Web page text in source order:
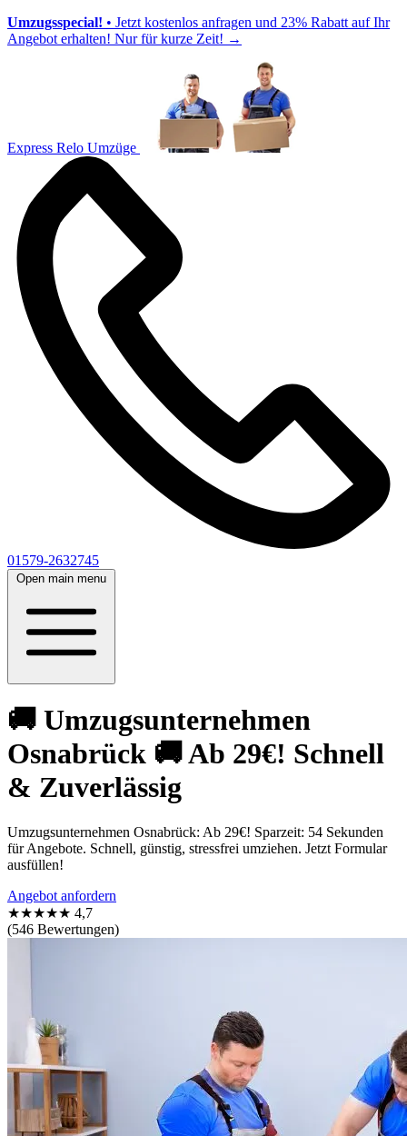
Umzugsspecial! • Jetzt kostenlos anfragen und 23% Rabatt auf Ihr
Angebot erhalten! Nur für kurze Zeit! →
Express Relo Umzüge
01579-2632745
Open main menu
🚚 Umzugsunternehmen
Osnabrück 🚚 Ab 29€! Schnell
& Zuverlässig
Umzugsunternehmen Osnabrück: Ab 29€! Sparzeit: 54 Sekunden
für Angebote. Schnell, günstig, stressfrei umziehen. Jetzt Formular
ausfüllen!
Angebot anfordern
★★★★★ 4,7
(546 Bewertungen)